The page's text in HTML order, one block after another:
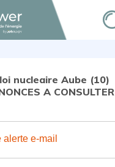
nucleaire Aube (10)
A CONSULTER
e-mail